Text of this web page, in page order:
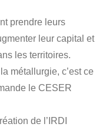
prendre leurs
leur capital et
les territoires.
métallurgie, c’est ce
le CESER
de l’IRDI